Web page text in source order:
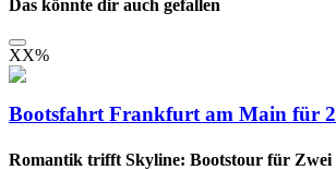
Das könnte dir auch gefallen
XX%
Bootsfahrt Frankfurt am Main für 2
Romantik trifft Skyline: Bootstour für Zwei